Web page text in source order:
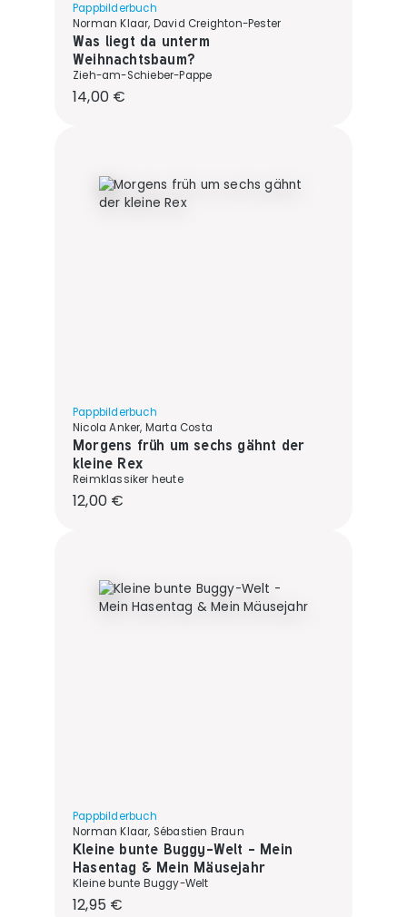
Pappbilderbuch
Norman Klaar, David Creighton-Pester
Was liegt da unterm
Weihnachtsbaum?
Zieh-am-Schieber-Pappe
Regulärer Preis:
14,00 €
Pappbilderbuch
Nicola Anker, Marta Costa
Morgens früh um sechs gähnt der
kleine Rex
Reimklassiker heute
Regulärer Preis:
12,00 €
Pappbilderbuch
Norman Klaar, Sébastien Braun
Kleine bunte Buggy-Welt - Mein
Hasentag & Mein Mäusejahr
Kleine bunte Buggy-Welt
Regulärer Preis:
12,95 €